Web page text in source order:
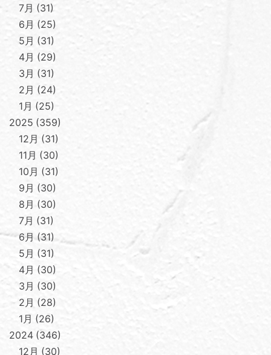
7月
31
6月
25
5月
31
4月
29
3月
31
2月
24
1月
25
2025 359
12月
31
11月
30
10月
31
9月
30
8月
30
7月
31
6月
31
5月
31
4月
30
3月
30
2月
28
1月
26
2024 346
12月
30